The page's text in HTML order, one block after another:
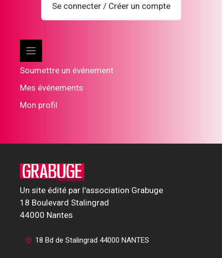
Se connecter / Créer un compte
Soumettre un événement
Mes événements
Mon profil
Un site édité par l'association Grabuge
18 Boulevard Stalingrad
44000 Nantes
18 Bd de Stalingrad 44000 NANTES